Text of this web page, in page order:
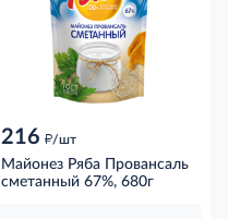
216 д/шт
Майонез Ряба Провансаль
сметанный 67%, 680г